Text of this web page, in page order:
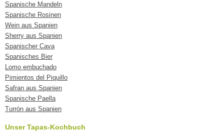
Spanische Mandeln
Spanische Rosinen
Wein aus Spanien
Sherry aus Spanien
Spanischer Cava
Spanisches Bier
Lomo embuchado
Pimientos del Piquillo
Safran aus Spanien
Spanische Paella
Turrón aus Spanien
Unser Tapas-Kochbuch